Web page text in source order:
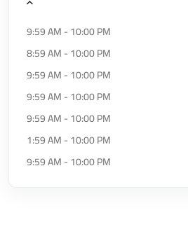
9:59 AM - 10:00 PM
8:59 AM - 10:00 PM
9:59 AM - 10:00 PM
9:59 AM - 10:00 PM
9:59 AM - 10:00 PM
1:59 AM - 10:00 PM
9:59 AM - 10:00 PM